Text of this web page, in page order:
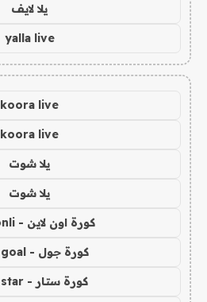
يلا لايف
yalla live
koora live
koora live
يلا شوت
يلا شوت
كورة اون لاين - kora onli
كورة جول - kora goal
كورة ستار - kora star